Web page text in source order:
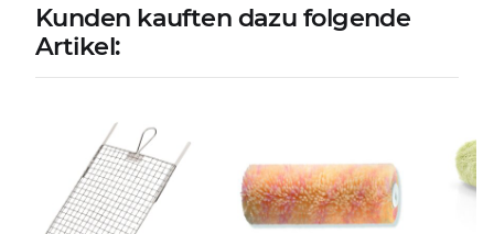
Kunden kauften dazu folgende
Artikel: